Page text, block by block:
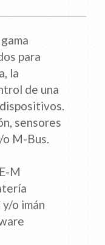
para
la
de una
sensores
M-Bus.
M
o imán